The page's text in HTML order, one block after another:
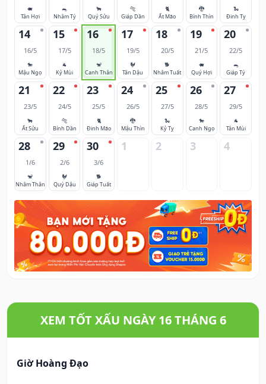
🐖
Tân Hợi
🐀
Nhâm Tý
🐂
Quý Sửu
🐅
Giáp Dần
🐈
Ất Mão
🐉
Bính Thìn
🐍
Đinh Tỵ
14
16/5
🐎
Mậu Ngọ
15
17/5
🐐
Kỷ Mùi
16
18/5
🐒
Canh Thân
17
19/5
🐓
Tân Dậu
18
20/5
🐕
Nhâm Tuất
19
21/5
🐖
Quý Hợi
20
22/5
🐀
Giáp Tý
21
23/5
🐂
Ất Sửu
22
24/5
🐅
Bính Dần
23
25/5
🐈
Đinh Mão
24
26/5
🐉
Mậu Thìn
25
27/5
🐍
Kỷ Tỵ
26
28/5
🐎
Canh Ngọ
27
29/5
🐐
Tân Mùi
28
1/6
🐒
Nhâm Thân
29
2/6
🐓
Quý Dậu
30
3/6
🐕
Giáp Tuất
1 2 3 4
XEM TỐT XẤU NGÀY 16 THÁNG 6
Giờ Hoàng Đạo